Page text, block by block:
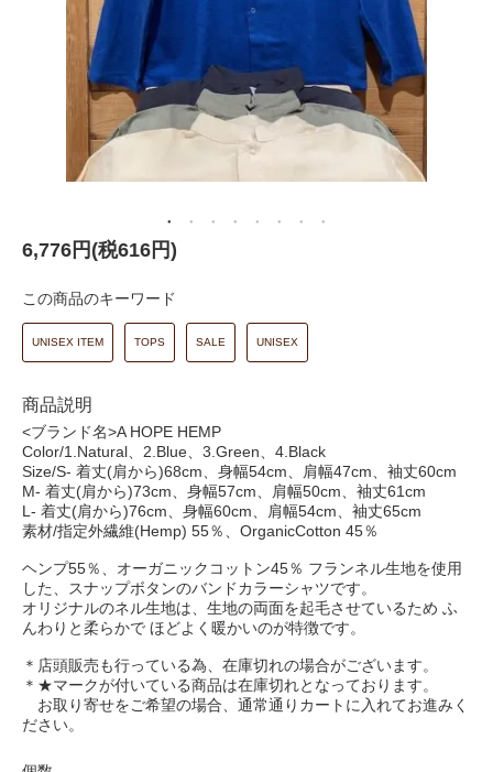
6,776円(税616円)
この商品のキーワード
UNISEX ITEM TOPS SALE UNISEX
商品説明
<ブランド名>A HOPE HEMP
Color/1.Natural、2.Blue、3.Green、4.Black
Size/S- 着丈(肩から)68cm、身幅54cm、肩幅47cm、袖丈60cm
M- 着丈(肩から)73cm、身幅57cm、肩幅50cm、袖丈61cm
L- 着丈(肩から)76cm、身幅60cm、肩幅54cm、袖丈65cm
素材/指定外繊維(Hemp) 55％、OrganicCotton 45％
ヘンプ55％、オーガニックコットン45％ フランネル生地を使用
した、スナップボタンのバンドカラーシャツです。
オリジナルのネル生地は、生地の両面を起毛させているため ふ
んわりと柔らかで ほどよく暖かいのが特徴です。
＊店頭販売も行っている為、在庫切れの場合がございます。
＊★マークが付いている商品は在庫切れとなっております。
お取り寄せをご希望の場合、通常通りカートに入れてお進みく
ださい。